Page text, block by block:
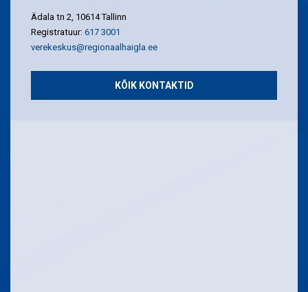
Ädala tn 2, 10614 Tallinn
Registratuur: 617 3001
verekeskus@regionaalhaigla.ee
KÕIK KONTAKTID